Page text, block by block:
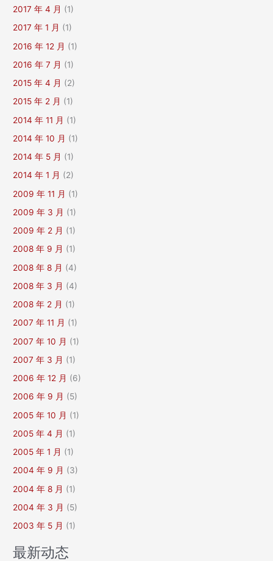
2017 年 4 月 (1)
2017 年 1 月 (1)
2016 年 12 月 (1)
2016 年 7 月 (1)
2015 年 4 月 (2)
2015 年 2 月 (1)
2014 年 11 月 (1)
2014 年 10 月 (1)
2014 年 5 月 (1)
2014 年 1 月 (2)
2009 年 11 月 (1)
2009 年 3 月 (1)
2009 年 2 月 (1)
2008 年 9 月 (1)
2008 年 8 月 (4)
2008 年 3 月 (4)
2008 年 2 月 (1)
2007 年 11 月 (1)
2007 年 10 月 (1)
2007 年 3 月 (1)
2006 年 12 月 (6)
2006 年 9 月 (5)
2005 年 10 月 (1)
2005 年 4 月 (1)
2005 年 1 月 (1)
2004 年 9 月 (3)
2004 年 8 月 (1)
2004 年 3 月 (5)
2003 年 5 月 (1)
最新动态